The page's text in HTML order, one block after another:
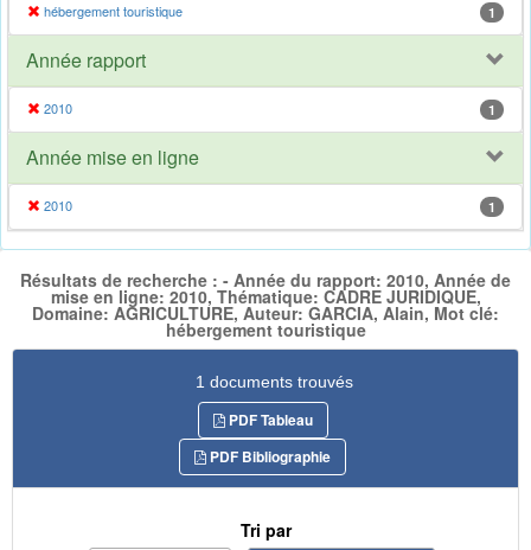
hébergement touristique 1
Année rapport
2010 1
Année mise en ligne
2010 1
Résultats de recherche : - Année du rapport: 2010, Année de
mise en ligne: 2010, Thématique: CADRE JURIDIQUE,
Domaine: AGRICULTURE, Auteur: GARCIA, Alain, Mot clé:
hébergement touristique
1 documents trouvés
PDF Tableau
PDF Bibliographie
Tri par